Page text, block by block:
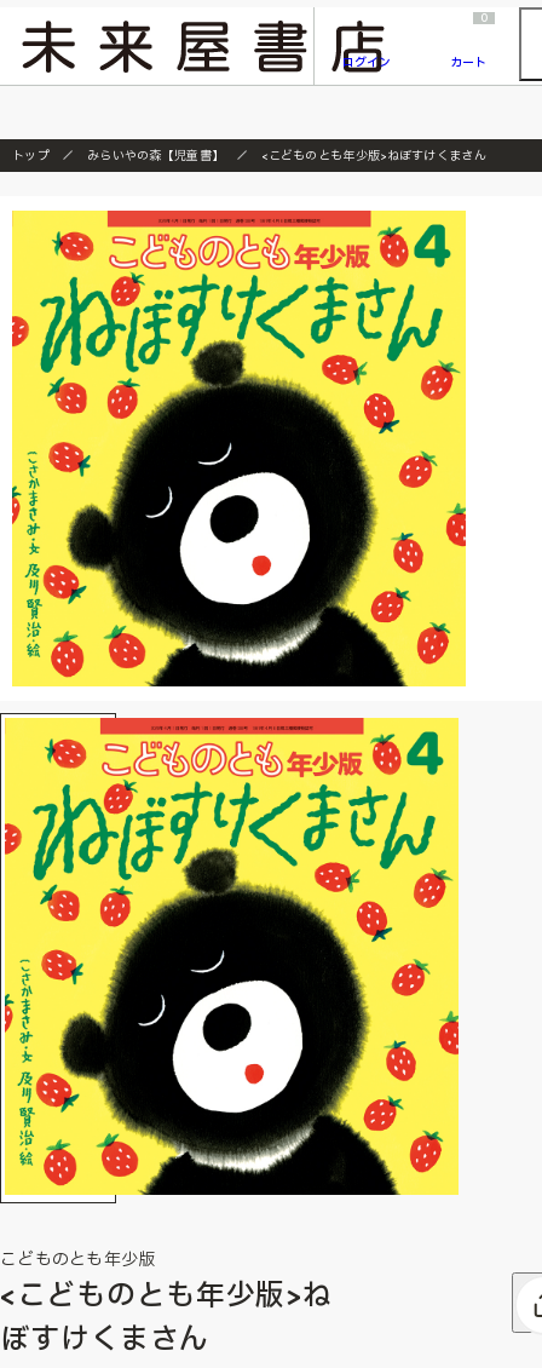
『ONE PIECE magazine 021 ONE PIECEカード付き同梱版』発売延期のご案内
ログイン
0
カート
トップ みらいやの森【児童書】 <こどものとも年少版>ねぼすけくまさん
こどものとも年少版
<こどものとも年少版>ね
ぼすけくまさん